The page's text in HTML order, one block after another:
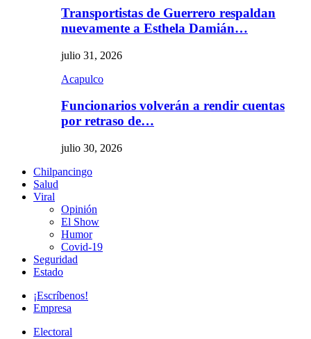
Transportistas de Guerrero respaldan
nuevamente a Esthela Damián…
julio 31, 2026
Acapulco
Funcionarios volverán a rendir cuentas
por retraso de…
julio 30, 2026
Chilpancingo
Salud
Viral
Opinión
El Show
Humor
Covid-19
Seguridad
Estado
¡Escríbenos!
Empresa
Electoral